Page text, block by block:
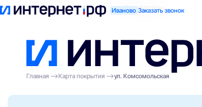
Иваново Заказать звонок
Поиск по адресу Для квартиры
Главная
Карта покрытия ул. Комсомольская